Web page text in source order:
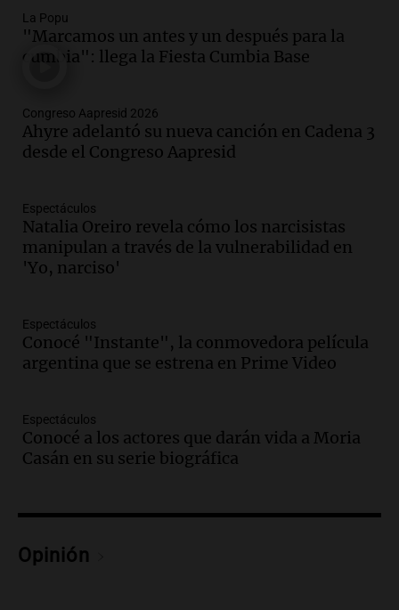
Audio.
marcha atrás en la Ley de Tierras:
“Frenamos un saqueo de recursos”
Audio.Ahyre estuvo en el Estudio
Federal Sancor Seguros y adelantó su
Episodios
Audio.Cierre del Paso Internacional
Cristo Redentor por acumulación de
nieve se extiende a 22 días
Episodios
Audio.Estudiantes de Italia realizan
prácticas docentes en Córdoba para
Episodios
Audio.La Universidad de Milán y su
colaboración con la municipalidad para
Audio.
La Popu
"Marcamos un antes y un después para la
cumbia": llega la Fiesta Cumbia Base
Congreso Aapresid 2026
Ahyre adelantó su nueva canción en Cadena 3
desde el Congreso Aapresid
Espectáculos
Natalia Oreiro revela cómo los narcisistas
manipulan a través de la vulnerabilidad en
'Yo, narciso'
Espectáculos
Conocé "Instante", la conmovedora película
argentina que se estrena en Prime Video
Espectáculos
Conocé a los actores que darán vida a Moria
Casán en su serie biográfica
Opinión